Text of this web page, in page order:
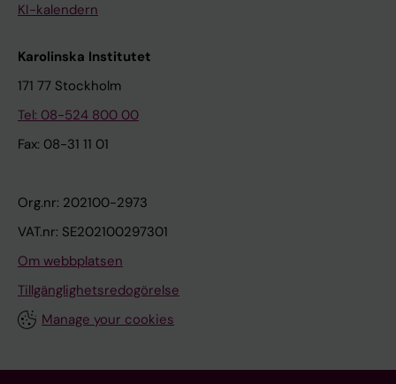
KI-kalendern
Karolinska Institutet
171 77 Stockholm
Tel: 08-524 800 00
Fax: 08-31 11 01
Org.nr: 202100-2973
VAT.nr: SE202100297301
Om webbplatsen
Tillgänglighetsredogörelse
Manage your cookies